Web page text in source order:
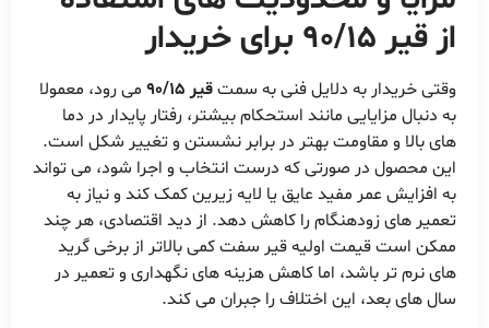
از قیر 90/15 برای خریدار
وقتی خریدار به دلایل فنی به سمتقیر 90/15
می رود، معمولا
به دنبال مزایایی مانند استحکام بیشتر، رفتار پایدار در دما
های بالا و مقاومت بهتر در برابر نشستن و تغییر شکل است.
این محصول در صورتی که درست انتخاب و اجرا شود، می تواند
به افزایش عمر مفید عایق یا لایه زیرین کمک کند و نیاز به
تعمیر های زودهنگام را کاهش دهد. از دید اقتصادی، هر چند
ممکن است قیمت اولیه قیر سفت کمی بالاتر از برخی گرید
های نرم تر باشد، اما کاهش هزینه های نگهداری و تعمیر در
سال های بعد، این اختلاف را جبران می کند.